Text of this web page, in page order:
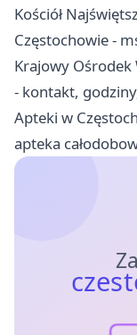
Kościół
Częstochowie -
Krajowy Ośrodek
- kontakt,
Apteki w
apteka